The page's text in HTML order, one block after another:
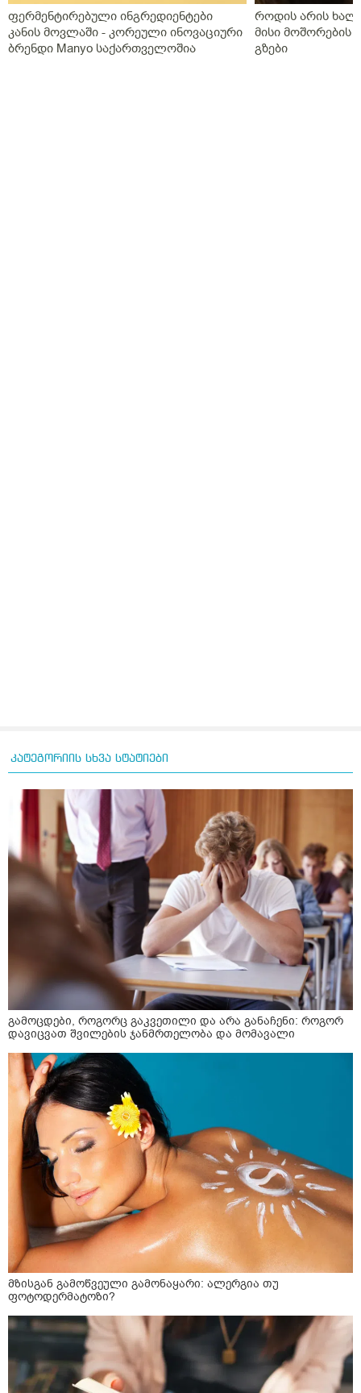
ფერმენტირებული ინგრედიენტები
კანის მოვლაში - კორეული ინოვაციური
ბრენდი Manyo საქართველოშია
როდის არის
მისი მოშორების
გზები
კატეგორიის სხვა სტატიები
გამოცდები, როგორც გაკვეთილი და არა განაჩენი: როგორ
დავიცვათ შვილების ჯანმრთელობა და მომავალი
მზისგან გამოწვეული გამონაყარი: ალერგია თუ
ფოტოდერმატოზი?